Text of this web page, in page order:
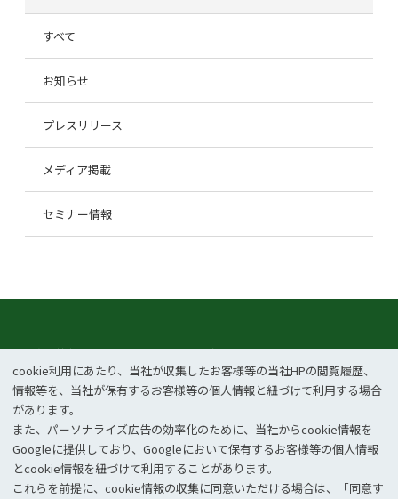
すべて
お知らせ
プレスリリース
メディア掲載
セミナー情報
企業情報
事業紹介
CSR
ニュース
お問い合わせ
個人情報保護方針 情報セキュリティポリシー
cookie利⽤にあたり、当社が収集したお客様等の当社HPの閲覧履歴、
情報等を、当社が保有するお客様等の個⼈情報と紐づけて利⽤する場合
があります。
また、パーソナライズ広告の効率化のために、当社からcookie情報を
Googleに提供しており、Googleにおいて保有するお客様等の個⼈情報
とcookie情報を紐づけて利⽤することがあります。
これらを前提に、cookie情報の収集に同意いただける場合は、「同意す